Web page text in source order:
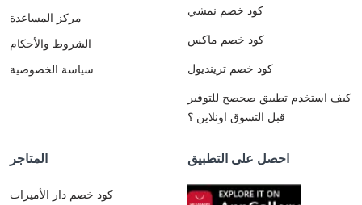
مركز المساعدة
الشروط والأحكام
سياسة الخصوصية
كود خصم نمشي
كود خصم ماكس
كود خصم ترينديول
كيف استخدم تطبيق صحصح للتوفير
قبل التسوق اونلاين ؟
المتاجر
كود خصم دار الأميرات
احصل على التطبيق